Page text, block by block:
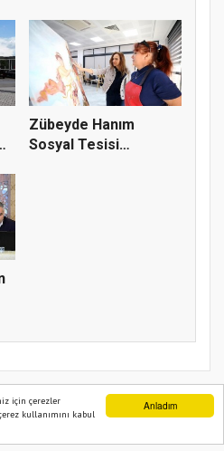
Anladım
için çerezler
kullanımını kabul
Zübeyde Hanım
Sosyal Tesisi
2022